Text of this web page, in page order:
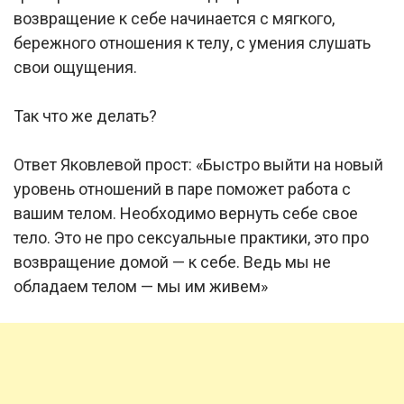
возвращение к себе начинается с мягкого,
бережного отношения к телу, с умения слушать
свои ощущения.
Так что же делать?
Ответ Яковлевой прост: «Быстро выйти на новый
уровень отношений в паре поможет работа с
вашим телом. Необходимо вернуть себе свое
тело. Это не про сексуальные практики, это про
возвращение домой — к себе. Ведь мы не
обладаем телом — мы им живем»